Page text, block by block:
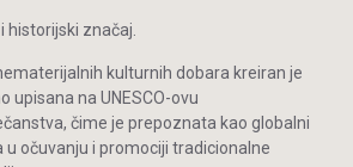
značaj.
kulturnih dobara kreiran je
upisana na UNESCO-ovu
čime je prepoznata kao globalni
očuvanju i promociji tradicionalne